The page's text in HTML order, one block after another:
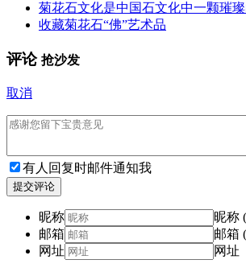
菊花石文化是中国石文化中一颗璀
收藏菊花石“佛”艺术品
评论 抢沙发
取消
有人回复时邮件通知我
提交评论
昵称
昵称
邮箱
邮箱
网址
网址